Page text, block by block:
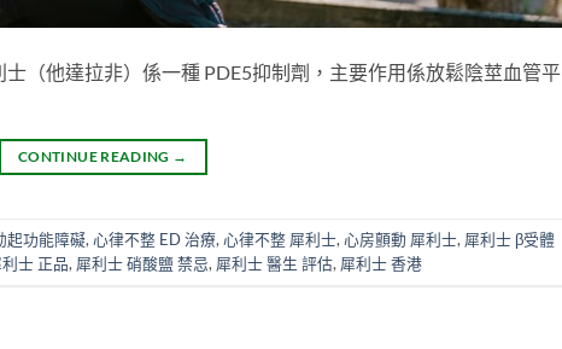
（他達拉非）係一種 PDE5抑制劑，主要作用係放鬆陰莖血管平
CONTINUE READING →
起功能障礙,心律不整 ED 治療,心律不整 犀利士,心房顫動 犀利士, 犀利士 β受體
士 正品, 犀利士 硝酸鹽 禁忌, 犀利士 醫生 評估, 犀利士 香港